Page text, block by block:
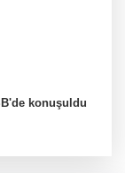
konuşuldu